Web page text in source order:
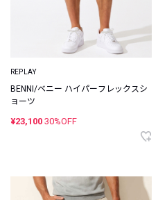
REPLAY
BENNI/ベニー ハイパーフレックスシ
ョーツ
¥23,100 30%OFF